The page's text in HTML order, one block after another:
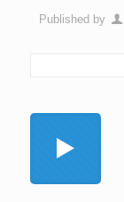
Published by